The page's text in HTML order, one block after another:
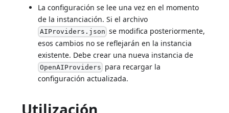
La configuración se lee una vez en el momento
de la instanciación. Si el archivo
AIProviders.json se modifica posteriormente,
esos cambios no se reflejarán en la instancia
existente. Debe crear una nueva instancia de
OpenAIProviders para recargar la
configuración actualizada.